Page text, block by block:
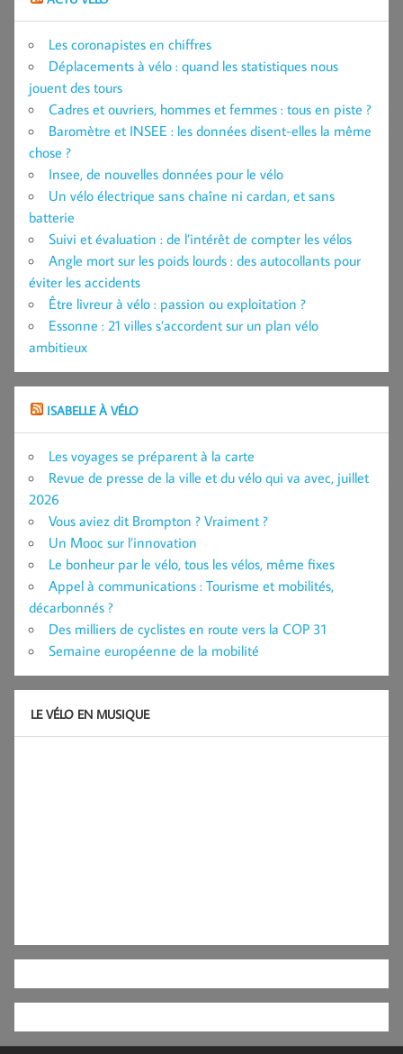
Les coronapistes en chiffres
Déplacements à vélo : quand les statistiques nous
jouent des tours
Cadres et ouvriers, hommes et femmes : tous en piste ?
Baromètre et INSEE : les données disent-elles la même
chose ?
Insee, de nouvelles données pour le vélo
Un vélo électrique sans chaîne ni cardan, et sans
batterie
Suivi et évaluation : de l’intérêt de compter les vélos
Angle mort sur les poids lourds : des autocollants pour
éviter les accidents
Être livreur à vélo : passion ou exploitation ?
Essonne : 21 villes s’accordent sur un plan vélo
ambitieux
ISABELLE À VÉLO
Les voyages se préparent à la carte
Revue de presse de la ville et du vélo qui va avec, juillet
2026
Vous aviez dit Brompton ? Vraiment ?
Un Mooc sur l’innovation
Le bonheur par le vélo, tous les vélos, même fixes
Appel à communications : Tourisme et mobilités,
décarbonnés ?
Des milliers de cyclistes en route vers la COP 31
Semaine européenne de la mobilité
LE VÉLO EN MUSIQUE